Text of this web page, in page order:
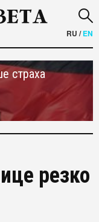
RU /EN
страха
резко